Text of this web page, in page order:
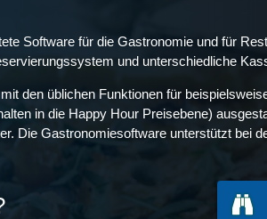
Software für die Gastronomie und für
und unterschiedliche
den üblichen Funktionen für
in die Happy Hour Preisebene)
Die Gastronomiesoftware unterstützt bei